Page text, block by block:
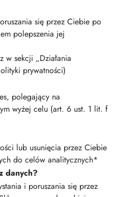
się przez Ciebie po
polepszenia jej
w sekcji „Działania
prywatności)
polegający na
wyżej celu (art. 6 ust. 1 lit. f
lub usunięcia przez Ciebie
do celów analitycznych*
danych?
i poruszania się przez